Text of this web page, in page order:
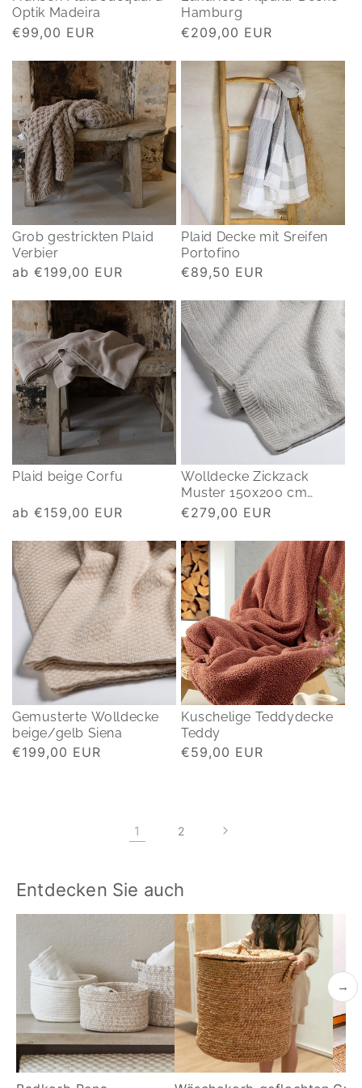
Optik Madeira
Normaler
€99,00 EUR
Hamburg
Normaler
€209,00 EUR
Grob gestrickten Plaid
Verbier
Normaler
ab €199,00 EUR
Plaid Decke mit Sreifen
Portofino
Normaler
€89,50 EUR
Plaid beige Corfu
Normaler
ab €159,00 EUR
Wolldecke Zickzack
Muster 150x200 cm
Luzern
Normaler
€279,00 EUR
Gemusterte Wolldecke
beige/gelb Siena
Normaler
€199,00 EUR
Kuschelige Teddydecke
Teddy
Normaler
€59,00 EUR
1 2
Entdecken Sie auch
→